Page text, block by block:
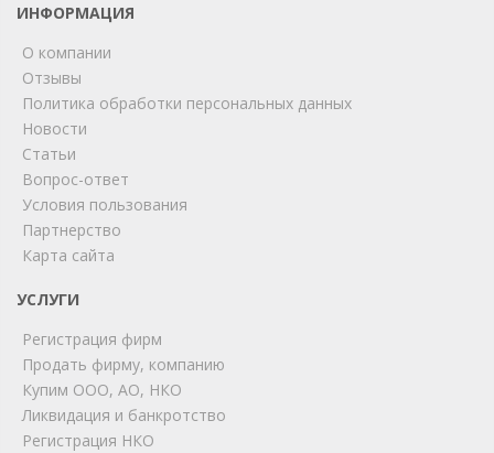
ИНФОРМАЦИЯ
О компании
Отзывы
Политика обработки персональных данных
Новости
Статьи
Вопрос-ответ
Условия пользования
Партнерство
Карта сайта
УСЛУГИ
Регистрация фирм
Продать фирму, компанию
Купим ООО, АО, НКО
Ликвидация и банкротство
Регистрация НКО
online
Позвоните нам или свяжитесь с нами через любой
удобный мессенджер!
Telegram